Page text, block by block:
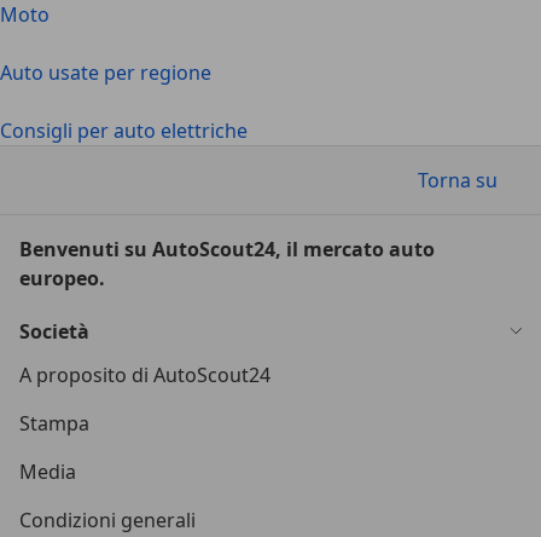
Moto
Auto usate per regione
Consigli per auto elettriche
Torna su
Benvenuti su AutoScout24, il mercato auto
europeo.
Società
A proposito di AutoScout24
Stampa
Media
Condizioni generali